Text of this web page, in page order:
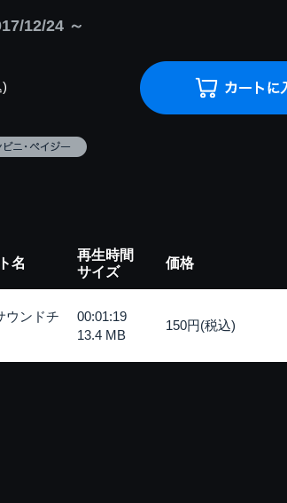
12/24 ～
名
再生時間
サイズ
価格
ウンドチ
00:01:19
13.4 MB
150円(税込)